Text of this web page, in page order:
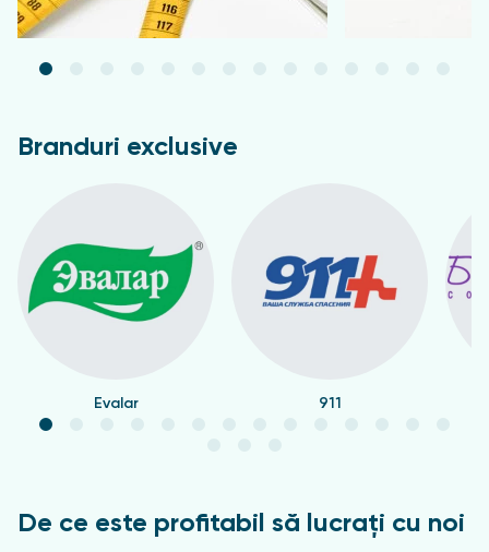
Branduri exclusive
Evalar 911
De ce este profitabil să lucrați cu noi